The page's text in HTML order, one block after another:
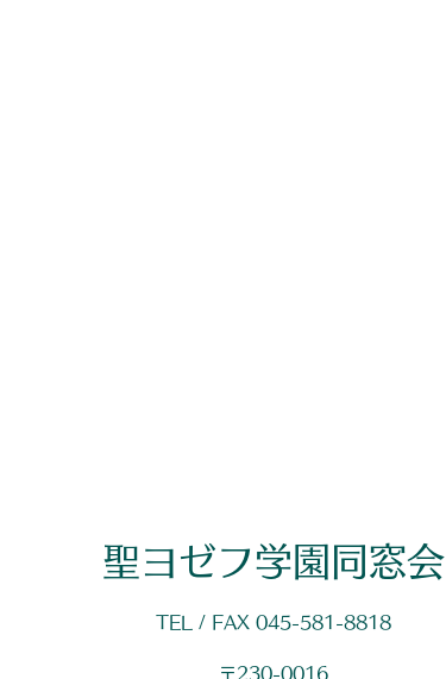
聖ヨゼフ学園同窓会
TEL / FAX 045-581-8818
〒230-0016